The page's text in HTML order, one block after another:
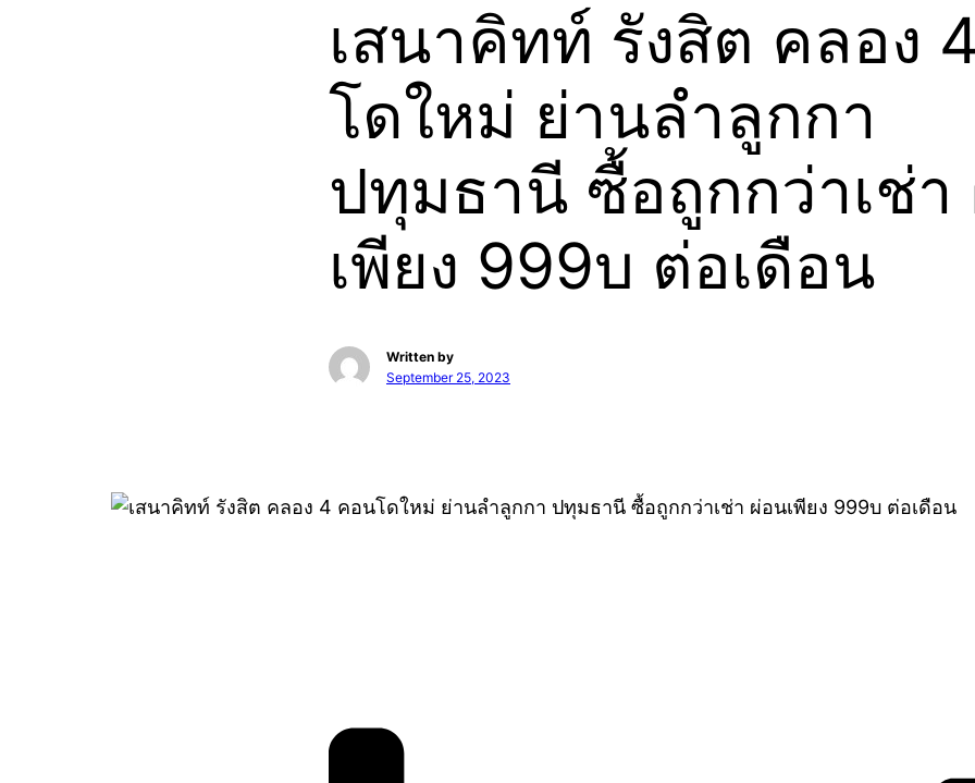
เสนาคิทท์ รังสิต คลอง
โดใหม่ ย่านลำลูกกา
ปทุมธานี ซื้อถูกกว่าเช่า
เพียง 999บ ต่อเดือน
Written by
September 25, 2023